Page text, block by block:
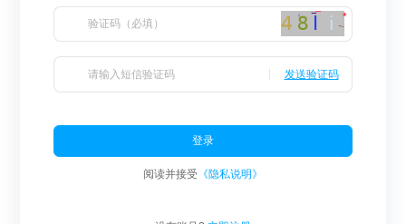
*
发送验证码
登录
阅读并接受 《隐私说明》